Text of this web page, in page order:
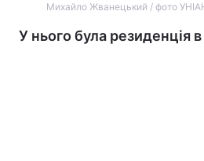
Михайло Жванецький / фото
У нього була резиденція